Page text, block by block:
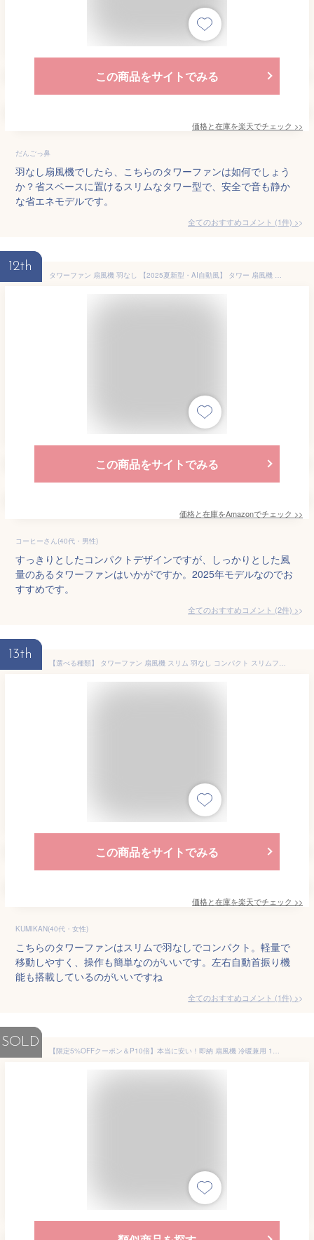
この商品をサイトでみる
価格と在庫を楽天でチェック >>
だんごっ鼻
羽なし扇風機でしたら、こちらのタワーファンは如何でしょう
か？省スペースに置けるスリムなタワー型で、安全で音も静か
な省エネモデルです。
全てのおすすめコメント (1件) >
12th
タワーファン 扇風機 羽なし 【2025夏新型・AI自動風】 タワー 扇風機 縦型 スリムファン DCモーター 省エネー 4段階風量調節 90°首振り 12Hタイマー 静音 LEDディスプレイ 4つのモード 小型 卓上 リビング オフィス 自宅 リモコン付き 節電対策 PSE認証済み
この商品をサイトでみる
価格と在庫をAmazonでチェック >>
コーヒーさん(40代・男性)
すっきりとしたコンパクトデザインですが、しっかりとした風
量のあるタワーファンはいかがですか。2025年モデルなのでお
すすめです。
全てのおすすめコメント (2件) >
13th
【選べる種類】 タワーファン 扇風機 スリム 羽なし コンパクト スリムファン 軽量 左右 自動首振り パワフル送風 縦型 タワー型 タワー扇風機 省スペース 簡単操作 アイリスオーヤマ TWF-D82T TWF-CD83 TWF-M74 *[2506SE]
この商品をサイトでみる
価格と在庫を楽天でチェック >>
KUMIKAN(40代・女性)
こちらのタワーファンはスリムで羽なしでコンパクト。軽量で
移動しやすく、操作も簡単なのがいいです。左右自動首振り機
能も搭載しているのがいいですね
全てのおすすめコメント (1件) >
SOLD
【限定5%OFFクーポン＆P10倍】本当に安い！即納 扇風機 冷暖兼用 1台2役 自動首振り 冷暖タイプ 羽根なし扇風機 DCモーター 8段階風量調節 リモコン付き サーキュレーター 羽根なし扇風機 おしゃれ 換気 熱中症対策 静音 省エネ 節電